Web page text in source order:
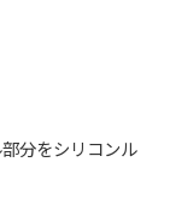
分をシリコンル